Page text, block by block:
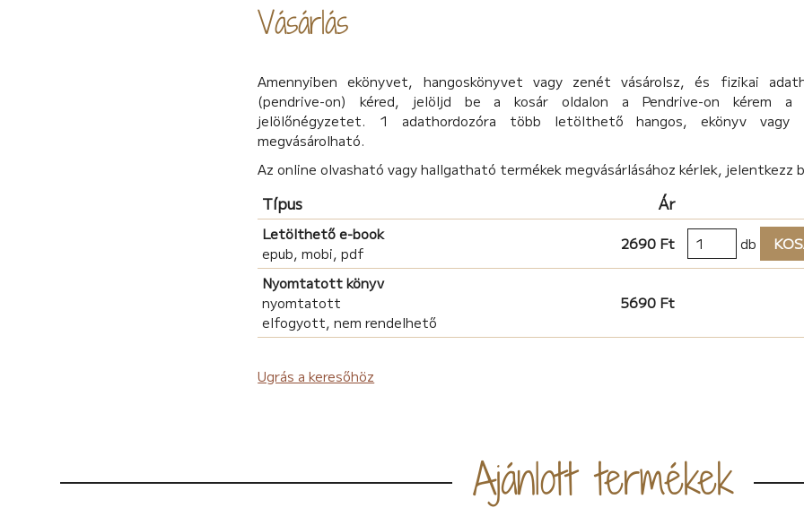
Vásárlás
Amennyiben ekönyvet, hangoskönyvet vagy zenét vásárolsz, és fizikai
(pendrive-on) kéred, jelöljd be a kosár oldalon a Pendrive-on kérem a
jelölőnégyzetet. 1 adathordozóra több letölthető hangos, ekönyv vagy
megvásárolható.
Az online olvasható vagy hallgatható termékek megvásárlásához kérlek, jelentkezz
Típus Ár
Letölthető e-book
epub, mobi, pdf
2690 Ft db
Nyomtatott könyv
nyomtatott
elfogyott, nem rendelhető
5690 Ft
Ugrás a keresőhöz
Ajánlott termékek